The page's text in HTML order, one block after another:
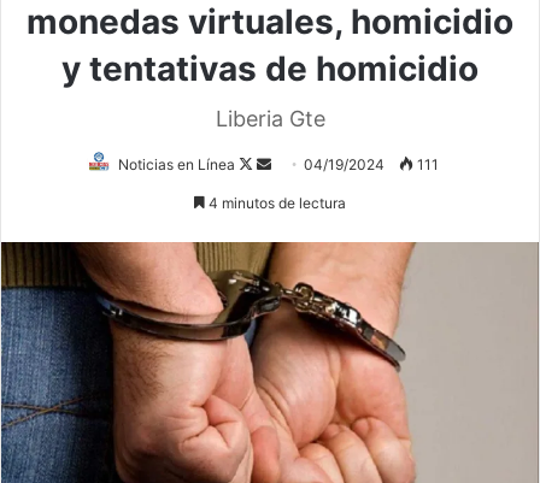
monedas virtuales, homicidio
y tentativas de homicidio
Liberia Gte
Noticias en Línea
Follow
Send04/19/2024 111
4 minutos de lectura